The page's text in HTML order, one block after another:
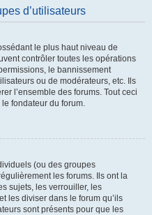
d’utilisateurs
le plus haut niveau de
contrôler toutes les opérations
le bannissement
ou de modérateurs, etc. Ils
l’ensemble des forums. Tout ceci
fondateur du forum.
(ou des groupes
les forums. Ils ont la
sujets, les verrouiller, les
les diviser dans le forum qu’ils
sont présents pour que les